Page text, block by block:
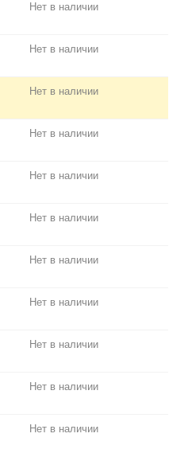
Нет в наличии
Нет в наличии
Нет в наличии
Нет в наличии
Нет в наличии
Нет в наличии
Нет в наличии
Нет в наличии
Нет в наличии
Нет в наличии
Нет в наличии